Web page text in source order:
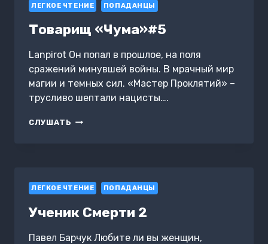
ЛЕГКОЕ ЧТЕНИЕ ПОПАДАНЦЫ
Товарищ «Чума»#5
Lanpirot Он попал в прошлое, на поля
сражений минувшей войны. В мрачный мир
магии и темных сил. «Мастер Проклятий» –
трусливо шептали нацисты….
СЛУШАТЬ ТОВАРИЩ
ЛЕГКОЕ ЧТЕНИЕ ПОПАДАНЦЫ
Ученик Смерти 2
Павел Барчук Любите ли вы женщин,